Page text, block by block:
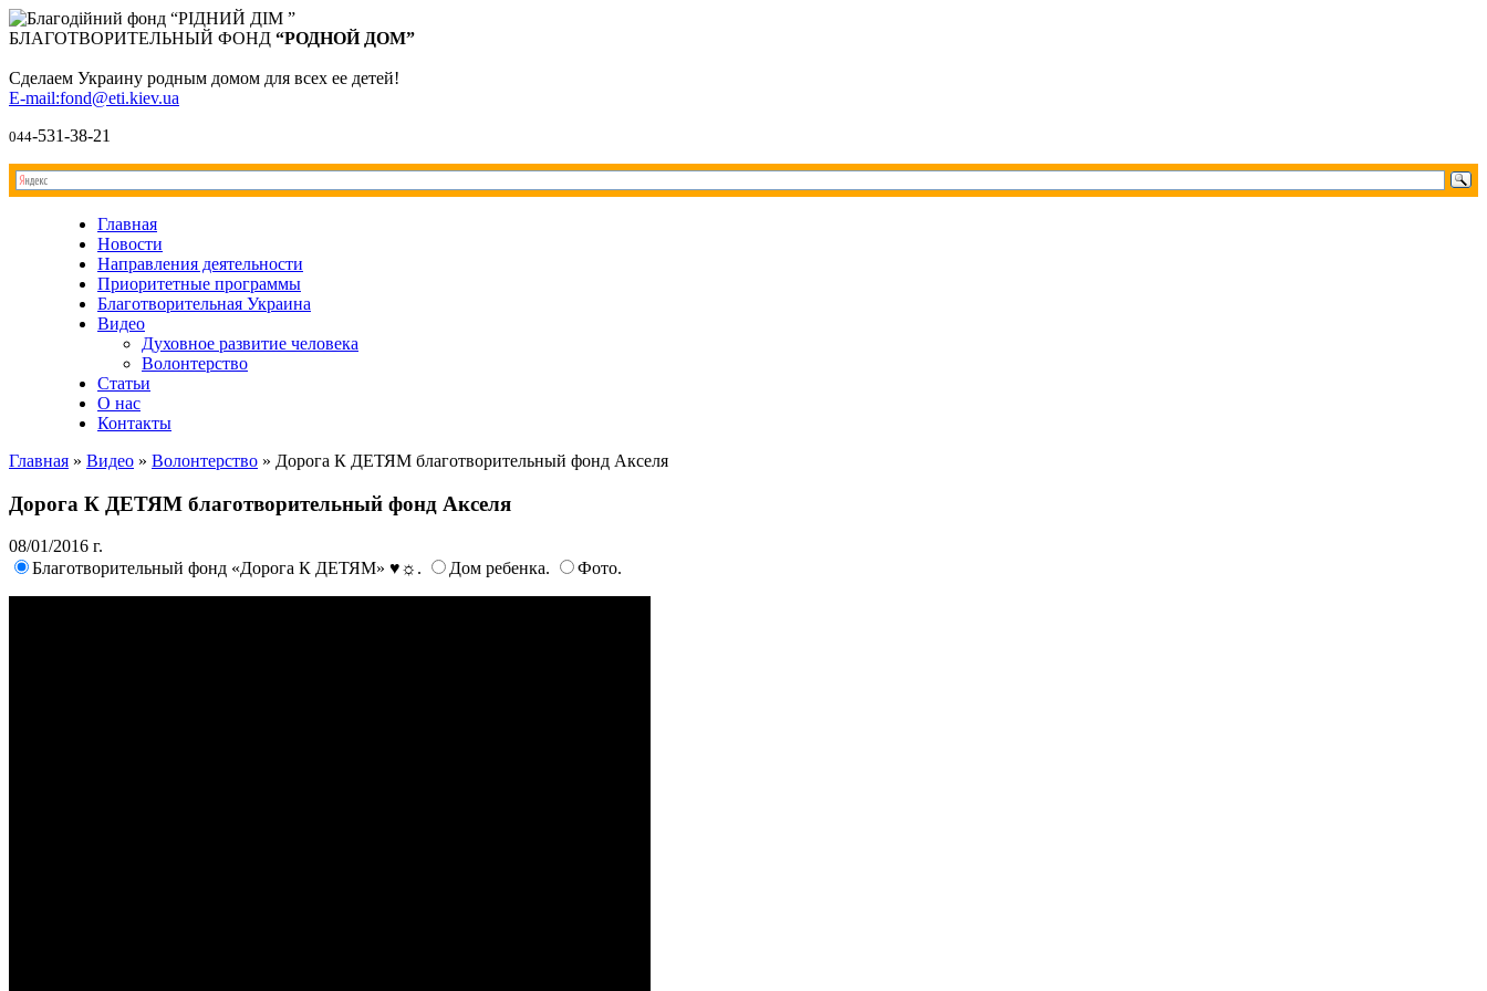
БЛАГОТВОРИТЕЛЬНЫЙ ФОНД “РОДНОЙ ДОМ”
Сделаем Украину родным домом для всех ее детей!
E-mail:fond@eti.kiev.ua
044-531-38-21
Главная
Новости
Направления деятельности
Приоритетные программы
Благотворительная Украина
Видео
Духовное развитие человека
Волонтерство
Статьи
О нас
Контакты
Главная » Видео » Волонтерство » Дорога К ДЕТЯМ благотворительный фонд Акселя
Дорога К ДЕТЯМ благотворительный фонд Акселя
08/01/2016 г.
Благотворительный фонд «Дорога К ДЕТЯМ» ♥☼.
Дом ребенка. Фото.